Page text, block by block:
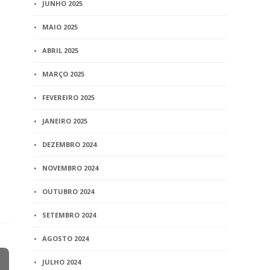
JUNHO 2025
MAIO 2025
ABRIL 2025
MARÇO 2025
FEVEREIRO 2025
JANEIRO 2025
DEZEMBRO 2024
NOVEMBRO 2024
OUTUBRO 2024
SETEMBRO 2024
AGOSTO 2024
JULHO 2024